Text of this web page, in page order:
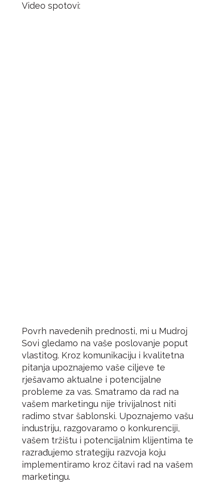
Video spotovi:
Povrh navedenih prednosti, mi u Mudroj
Sovi gledamo na vaše poslovanje poput
vlastitog. Kroz komunikaciju i kvalitetna
pitanja upoznajemo vaše ciljeve te
rješavamo aktualne i potencijalne
probleme za vas. Smatramo da rad na
vašem marketingu nije trivijalnost niti
radimo stvar šablonski. Upoznajemo vašu
industriju, razgovaramo o konkurenciji,
vašem tržištu i potencijalnim klijentima te
razrađujemo strategiju razvoja koju
implementiramo kroz čitavi rad na vašem
marketingu.